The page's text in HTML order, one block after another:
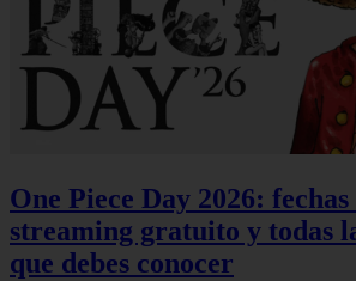
One Piece Day 2026:
streaming gratuito y todas
que debes conocer